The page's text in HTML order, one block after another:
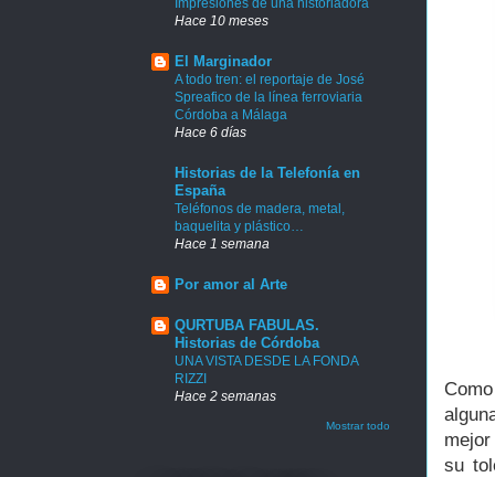
su
Impresiones de una historiadora
Hace 10 meses
El Marginador
A todo tren: el reportaje de José
Spreafico de la línea ferroviaria
Córdoba a Málaga
Hace 6 días
Historias de la Telefonía en
España
Teléfonos de madera, metal,
baquelita y plástico…
Hace 1 semana
Por amor al Arte
QURTUBA FABULAS.
Historias de Córdoba
UNA VISTA DESDE LA FONDA
RIZZI
Hace 2 semanas
Mostrar todo